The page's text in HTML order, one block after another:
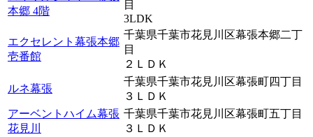
本郷 4階
目
3LDK
エクセレント幕張本郷
壱番館
千葉県千葉市花見川区幕張本郷二丁
目
２ＬＤＫ
ルネ幕張
千葉県千葉市花見川区幕張町四丁目
３ＬＤＫ
アーベントハイム幕張
花見川
千葉県千葉市花見川区幕張町五丁目
３ＬＤＫ